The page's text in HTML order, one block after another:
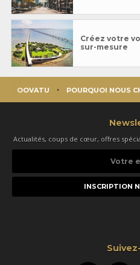
Créez votre
sur-mesure
OOVATU POURQUOI NOUS
Actualités, coups de cœur, offres
e-